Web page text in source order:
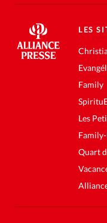
LES
Family
Les
Quart